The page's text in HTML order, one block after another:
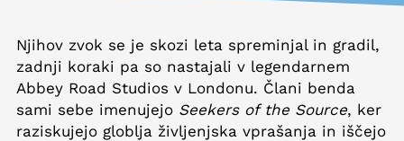
Njihov zvok se je skozi leta spreminjal in gradil,
zadnji koraki pa so nastajali v legendarnem
Abbey Road Studios v Londonu. Člani benda
sami sebe imenujejo Seekers of the Source, ker
raziskujejo globlja življenjska vprašanja in iščejo